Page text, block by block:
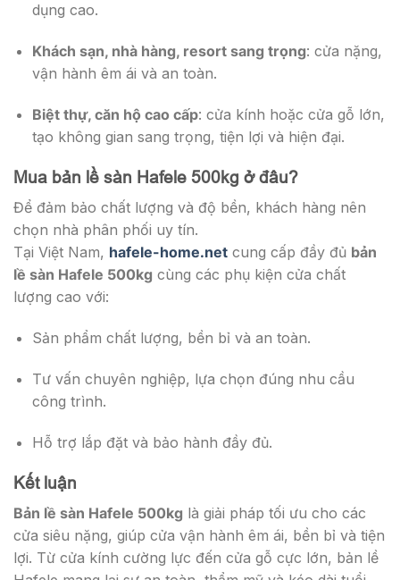
dụng cao.
Khách sạn, nhà hàng, resort sang trọng: cửa nặng,
vận hành êm ái và an toàn.
Biệt thự, căn hộ cao cấp: cửa kính hoặc cửa gỗ lớn,
tạo không gian sang trọng, tiện lợi và hiện đại.
Mua bản lề sàn Hafele 500kg ở đâu?
Để đảm bảo chất lượng và độ bền, khách hàng nên
chọn nhà phân phối uy tín.
Tại Việt Nam, hafele-home.net cung cấp đầy đủ bản
lề sàn Hafele 500kg cùng các phụ kiện cửa chất
lượng cao với:
Sản phẩm chất lượng, bền bỉ và an toàn.
Tư vấn chuyên nghiệp, lựa chọn đúng nhu cầu
công trình.
Hỗ trợ lắp đặt và bảo hành đầy đủ.
Kết luận
Bản lề sàn Hafele 500kg là giải pháp tối ưu cho các
cửa siêu nặng, giúp cửa vận hành êm ái, bền bỉ và tiện
lợi. Từ cửa kính cường lực đến cửa gỗ cực lớn, bản lề